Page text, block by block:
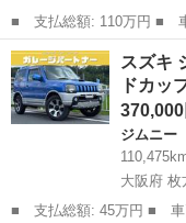
■ 支払総額: 110万円 ■ 車両本体価格： 980,000 円 ■ メーカー
名： スズキ ■ 車種名：
インド 特別仕様車ワイル
ー＆ホイル・新...
和歌山 岩出市 ジム
スズキ
ドカ
370,000
ジムニー
大阪府 枚
■ 支払総額: 45万円 ■ 車両本体価格： 370,000 円 ■ メーカー